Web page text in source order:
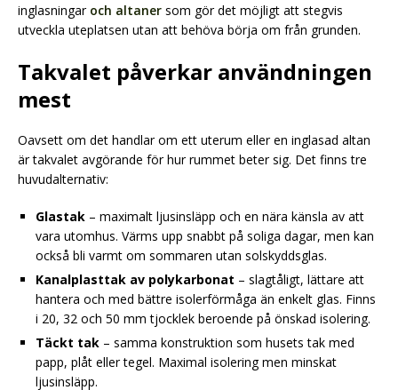
inglasningar och altaner som gör det möjligt att stegvis
utveckla uteplatsen utan att behöva börja om från grunden.
Takvalet påverkar användningen
mest
Oavsett om det handlar om ett uterum eller en inglasad altan
är takvalet avgörande för hur rummet beter sig. Det finns tre
huvudalternativ:
Glastak – maximalt ljusinsläpp och en nära känsla av att
vara utomhus. Värms upp snabbt på soliga dagar, men kan
också bli varmt om sommaren utan solskyddsglas.
Kanalplasttak av polykarbonat – slagtåligt, lättare att
hantera och med bättre isolerförmåga än enkelt glas. Finns
i 20, 32 och 50 mm tjocklek beroende på önskad isolering.
Täckt tak – samma konstruktion som husets tak med
papp, plåt eller tegel. Maximal isolering men minskat
ljusinsläpp.